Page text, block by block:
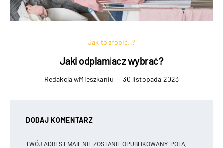
Jak to zrobić..?
Jaki odplamiacz wybrać?
Redakcja wMieszkaniu 30 listopada 2023
DODAJ KOMENTARZ
TWÓJ ADRES EMAIL NIE ZOSTANIE OPUBLIKOWANY. POLA,